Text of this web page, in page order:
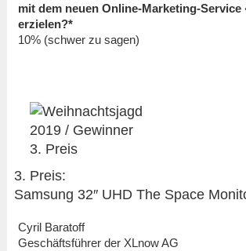
mit dem neuen Online-Marketing-Service
erzielen?*
10% (schwer zu sagen)
3. Preis:
Samsung 32″ UHD The Space
Cyril Baratoff
Geschäftsführer der XLnow AG